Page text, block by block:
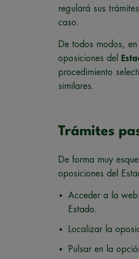
regulará sus
caso.
De todos modos, en
oposiciones del
procedimiento
similares.
Trámites
De forma muy
oposiciones del
Acceder a la web
Estado.
Localizar la
Pulsar en la